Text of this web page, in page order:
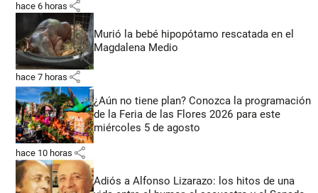
hace 6 horas share
Murió la bebé hipopótamo rescatada en el
Magdalena Medio
hace 7 horas share
¿Aún no tiene plan? Conozca la programación
de la Feria de las Flores 2026 para este
miércoles 5 de agosto
hace 10 horas share
Adiós a Alfonso Lizarazo: los hitos de una